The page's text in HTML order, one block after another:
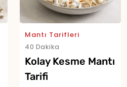
Mantı Tarifleri
40 Dakika
Kolay Kesme Mantı
Tarifi